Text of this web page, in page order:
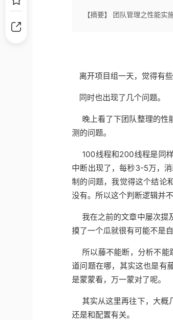
【摘要】 团队管理之性能实
离开项目组一天，觉得有
同时也出现了几个问题。
晚上看了下团队整理的性
测的问题。
100线程和200线程是同样
中断出现了，每秒3-5万，
制的问题，我觉得这个结论
没有。所以这个判断逻辑并
我在之前的文章中屡次提
摸了一个瓜就很有可能不是自
所以藤不能断，分析不能
道问题在哪，其实这也是有
是蒙蒙看，万一蒙对了呢。
其实从这里再往下，大概
还是和配置有关。